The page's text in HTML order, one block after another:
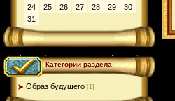
24
25 26 27 28 29
30
31
Категории раздела
Образ будущего [1]